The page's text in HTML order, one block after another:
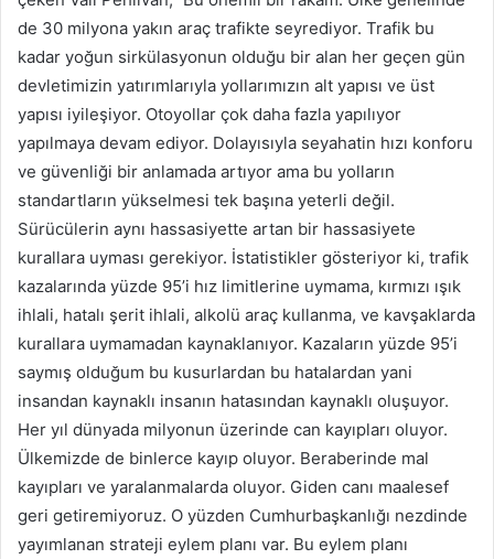
de 30 milyona yakın araç trafikte seyrediyor. Trafik bu
kadar yoğun sirkülasyonun olduğu bir alan her geçen gün
devletimizin yatırımlarıyla yollarımızın alt yapısı ve üst
yapısı iyileşiyor. Otoyollar çok daha fazla yapılıyor
yapılmaya devam ediyor. Dolayısıyla seyahatin hızı konforu
ve güvenliği bir anlamada artıyor ama bu yolların
standartların yükselmesi tek başına yeterli değil.
Sürücülerin aynı hassasiyette artan bir hassasiyete
kurallara uyması gerekiyor. İstatistikler gösteriyor ki, trafik
kazalarında yüzde 95’i hız limitlerine uymama, kırmızı ışık
ihlali, hatalı şerit ihlali, alkolü araç kullanma, ve kavşaklarda
kurallara uymamadan kaynaklanıyor. Kazaların yüzde 95’i
saymış olduğum bu kusurlardan bu hatalardan yani
insandan kaynaklı insanın hatasından kaynaklı oluşuyor.
Her yıl dünyada milyonun üzerinde can kayıpları oluyor.
Ülkemizde de binlerce kayıp oluyor. Beraberinde mal
kayıpları ve yaralanmalarda oluyor. Giden canı maalesef
geri getiremiyoruz. O yüzden Cumhurbaşkanlığı nezdinde
yayımlanan strateji eylem planı var. Bu eylem planı